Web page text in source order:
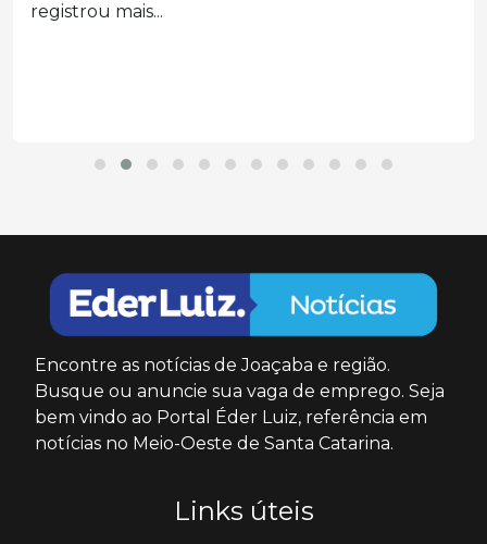
registrou mais...
Encontre as notícias de Joaçaba e região.
Busque ou anuncie sua vaga de emprego. Seja
bem vindo ao Portal Éder Luiz, referência em
notícias no Meio-Oeste de Santa Catarina.
Links úteis